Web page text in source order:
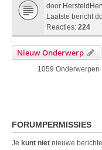
door
Laatste bericht
Reacties: 224
Nieuw Onderwerp
1059 Onderwerpen
FORUMPERMISSIES
Je kunt niet nieuwe